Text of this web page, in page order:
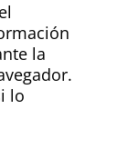
la
lo